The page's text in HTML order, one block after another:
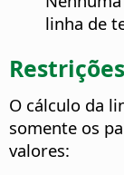
linha de
Restrições
O cálculo da
somente os
valores: